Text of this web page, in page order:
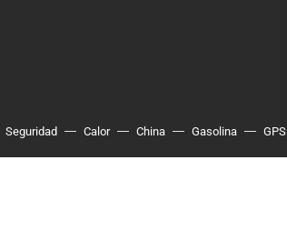
Seguridad Calor China Gasolina GPS